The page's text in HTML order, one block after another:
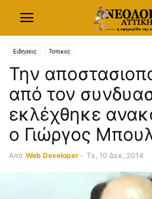
Ειδησεις Τοπικες
Την
από τον
εκλέχθηκε
ο Γιώργος
Από Web Developer - Τε, 10 Δεκ, 2014